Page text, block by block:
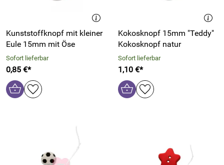
Kunststoffknopf mit kleiner
Eule 15mm mit Öse
Sofort lieferbar
0,85 €*
Kokosknopf 15mm "Teddy"
Kokosknopf natur
Sofort lieferbar
1,10 €*